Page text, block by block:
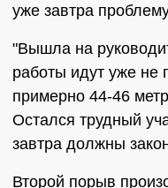
уже завтра
"Вышла на
работы идут уже не
примерно 44-46
Остался трудный
завтра должны
Второй порыв